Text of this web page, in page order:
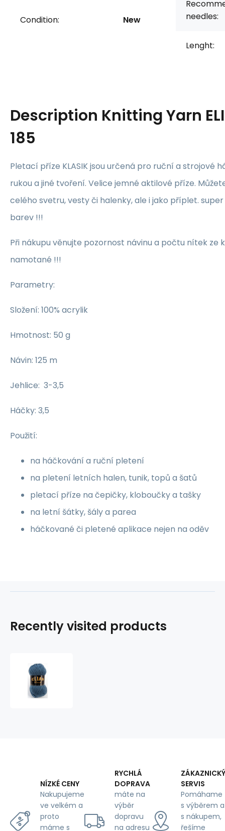
Condition: New
needles:
Lenght:
Description Knitting Yarn
185
Pletací příze KLASIK jsou určená pro ruční a strojové
rukou a jiné tvoření. Velice jemné aktilové příze.
celého svetru, vesty či halenky, ale i jako příplet.
barev !!!
Při nákupu věnujte pozornost návinu a počtu nítek ze
namotané !!!
Parametry:
Složení: 100% acrylik
Hmotnost: 50 g
Návin: 125 m
Jehlice: 3-3,5
Háčky: 3,5
Použití:
na háčkování a ruční pletení
na pletení letních halen, tunik, topů a šatů
pletací příze na čepičky, kloboučky a tašky
na letní šátky, šály a parea
háčkované či pletené aplikace nejen na oděv
Recently visited products
NÍZKÉ CENY
Nakupujeme
ve velkém a
proto
máme s
RYCHLÁ
DOPRAVA
máte na
výběr
dopravu
na adresu
ZÁKAZNICKÝ
SERVIS
Pomáhame
s výběrem a
s nákupem,
řešíme